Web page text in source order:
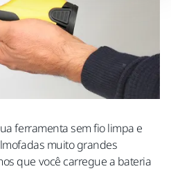
ferramenta sem fio limpa e
muito grandes
que você carregue a bateria